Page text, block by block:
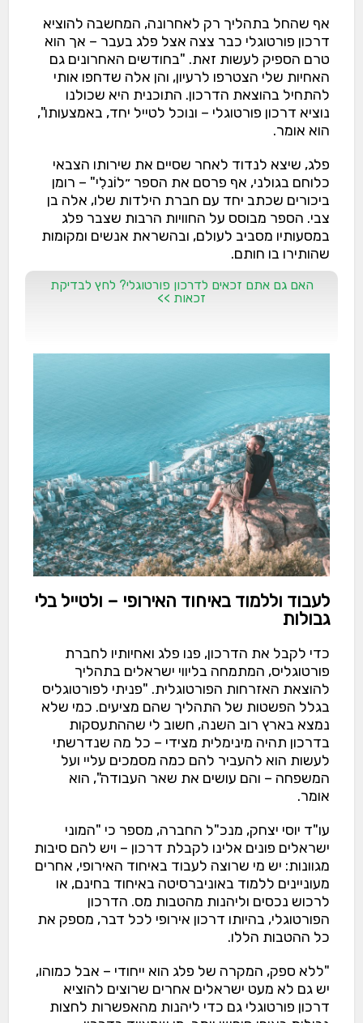
אף שהחל בתהליך רק לאחרונה, המחשבה להוציא
דרכון פורטוגלי כבר צצה אצל פלג בעבר – אך הוא
טרם הספיק לעשות זאת. "בחודשים האחרונים גם
האחיות שלי הצטרפו לרעיון, והן אלה שדחפו אותי
להתחיל בהוצאת הדרכון. התוכנית היא שכולנו
נוציא דרכון פורטוגלי – ונוכל לטייל יחד, באמצעותו",
הוא אומר.
פלג, שיצא לנדוד לאחר שסיים את שירותו הצבאי
כלוחם בגולני, אף פרסם את הספר ״לוֹנלִי" – רומן
ביכורים שכתב יחד עם חברת הילדות שלו, אלה בן
צבי. הספר מבוסס על החוויות הרבות שצבר פלג
במסעותיו מסביב לעולם, ובהשראת אנשים ומקומות
שהותירו בו חותם.
האם גם אתם זכאים לדרכון פורטוגלי? לחץ לבדיקת
זכאות >>
לעבוד וללמוד באיחוד האירופי – ולטייל בלי
גבולות
כדי לקבל את הדרכון, פנו פלג ואחיותיו לחברת
פורטוגליס, המתמחה בליווי ישראלים בתהליך
להוצאת האזרחות הפורטוגלית. "פניתי לפורטוגליס
בגלל הפשטות של התהליך שהם מציעים. כמי שלא
נמצא בארץ רוב השנה, חשוב לי שההתעסקות
בדרכון תהיה מינימלית מצידי – כל מה שנדרשתי
לעשות הוא להעביר להם כמה מסמכים עליי ועל
המשפחה – והם עושים את שאר העבודה", הוא
אומר.
עו"ד יוסי יצחק, מנכ"ל החברה, מספר כי "המוני
ישראלים פונים אלינו לקבלת דרכון – ויש להם סיבות
מגוונות: יש מי שרוצה לעבוד באיחוד האירופי, אחרים
מעוניינים ללמוד באוניברסיטה באיחוד בחינם, או
לרכוש נכסים וליהנות מהטבות מס. הדרכון
הפורטוגלי, בהיותו דרכון אירופי לכל דבר, מספק את
כל ההטבות הללו.
"ללא ספק, המקרה של פלג הוא ייחודי – אבל כמוהו,
יש גם לא מעט ישראלים אחרים שרוצים להוציא
דרכון פורטוגלי גם כדי ליהנות מהאפשרות לחצות